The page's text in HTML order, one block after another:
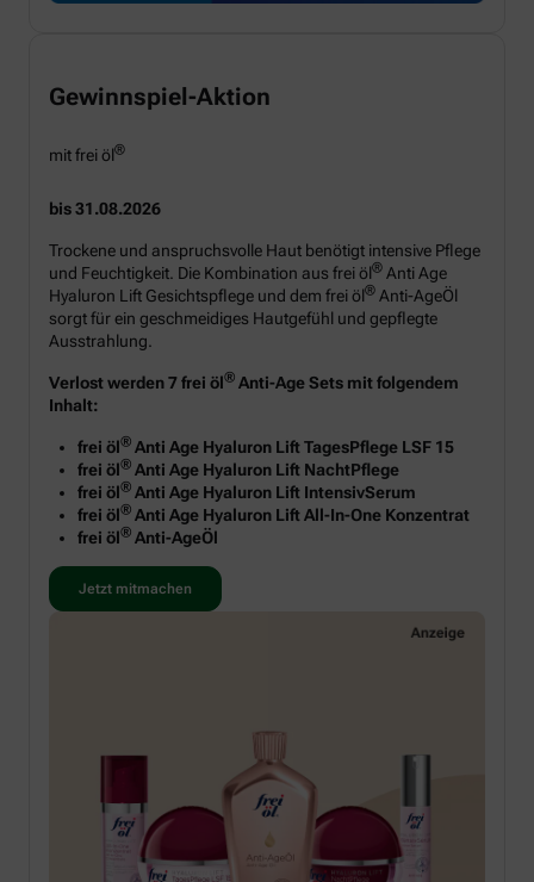
Gewinnspiel-Aktion
mit frei öl®
bis 31.08.2026
Trockene und anspruchsvolle Haut benötigt intensive Pflege
und Feuchtigkeit. Die Kombination aus frei öl® Anti Age
Hyaluron Lift Gesichtspflege und dem frei öl® Anti-AgeÖl
sorgt für ein geschmeidiges Hautgefühl und gepflegte
Ausstrahlung.
Verlost werden 7 frei öl® Anti-Age Sets mit folgendem
Inhalt:
frei öl® Anti Age Hyaluron Lift TagesPflege LSF 15
frei öl® Anti Age Hyaluron Lift NachtPflege
frei öl® Anti Age Hyaluron Lift IntensivSerum
frei öl® Anti Age Hyaluron Lift All-In-One Konzentrat
frei öl® Anti-AgeÖl
Jetzt mitmachen